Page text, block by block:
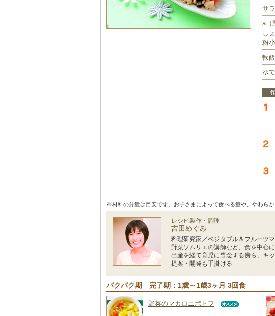
サ
a（
し
粉
軟飯
ゆ
※材料の分量は目安です。お子さまによって食べる量や、やわら
レシピ製作・調理
吉田めぐみ
料理研究家／ベジタブル＆フルーツマ
野菜ソムリエの講師など、食を中心に
出産を経て育児に専念する傍ら、キ
提案・開発も手掛ける
パクパク期 完了期：1歳～1歳3ヶ月 3回食
野菜のマカロニポトフ